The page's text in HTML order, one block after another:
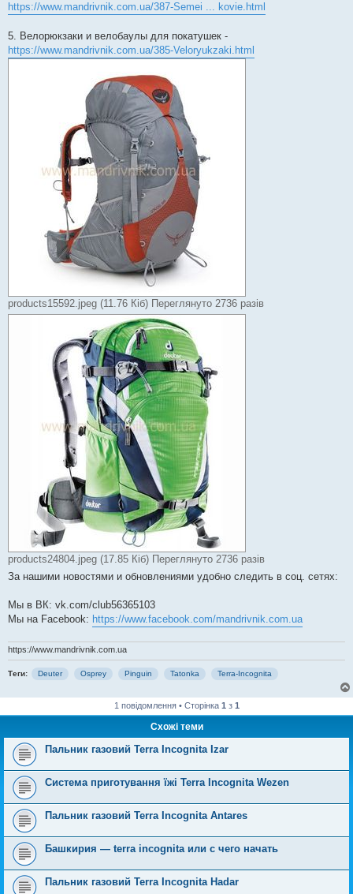
https://www.mandrivnik.com.ua/387-Semei ... kovie.html
5. Велорюкзаки и велобаулы для покатушек -
https://www.mandrivnik.com.ua/385-Veloryukzaki.html
products15592.jpeg (11.76 Кіб) Переглянуто 2736 разів
products24804.jpeg (17.85 Кіб) Переглянуто 2736 разів
За нашими новостями и обновлениями удобно следить в соц. сетях:
Мы в ВК: vk.com/club56365103
Мы на Facebook: https://www.facebook.com/mandrivnik.com.ua
https://www.mandrivnik.com.ua
Теги: Deuter Osprey Pinguin Tatonka Terra-Incognita
1 повідомлення • Сторінка 1 з 1
Схожі теми
Пальник газовий Terra Incognita Izar
Система приготування їжі Terra Incognita Wezen
Пальник газовий Terra Incognita Antares
Башкирия — terra incognita или с чего начать
Пальник газовий Terra Incognita Hadar